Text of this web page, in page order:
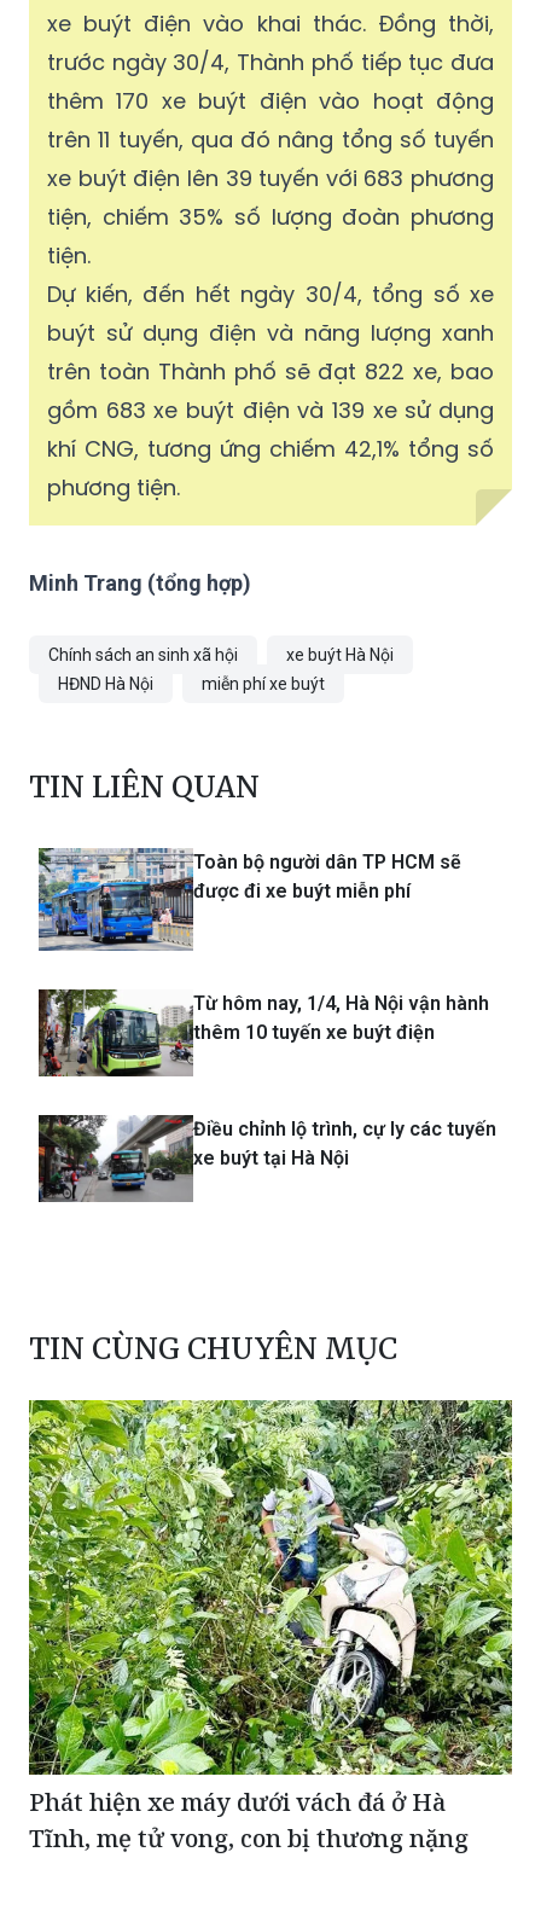
xe buýt điện vào khai thác. Đồng thời,
trước ngày 30/4, Thành phố tiếp tục đưa
thêm 170 xe buýt điện vào hoạt động
trên 11 tuyến, qua đó nâng tổng số tuyến
xe buýt điện lên 39 tuyến với 683 phương
tiện, chiếm 35% số lượng đoàn phương
tiện.
Dự kiến, đến hết ngày 30/4, tổng số xe
buýt sử dụng điện và năng lượng xanh
trên toàn Thành phố sẽ đạt 822 xe, bao
gồm 683 xe buýt điện và 139 xe sử dụng
khí CNG, tương ứng chiếm 42,1% tổng số
phương tiện.
Minh Trang (tổng hợp)
Chính sách an sinh xã hội
xe buýt Hà Nội
HĐND Hà Nội
miễn phí xe buýt
TIN LIÊN QUAN
Toàn bộ người dân TP HCM sẽ
được đi xe buýt miễn phí
Từ hôm nay, 1/4, Hà Nội vận hành
thêm 10 tuyến xe buýt điện
Điều chỉnh lộ trình, cự ly các tuyến
xe buýt tại Hà Nội
TIN CÙNG CHUYÊN MỤC
Phát hiện xe máy dưới vách đá ở Hà
Tĩnh, mẹ tử vong, con bị thương nặng